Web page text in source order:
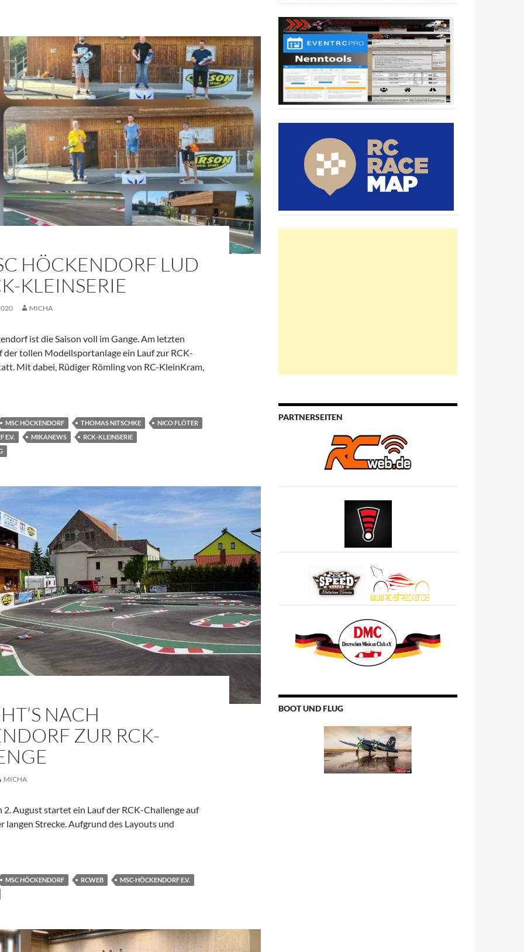
HÖCKENDORF LUD
KLEINSERIE
MICHA
ist die Saison voll im Gange. Am letzten
der tollen Modellsportanlage ein Lauf zur RCK-
Mit dabei, Rüdiger Römling von RC-KleinKram,
lud zur RCK-KleinSerie
MSC HÖCKENDORF THOMAS NITSCHKE
NICO FLÖTER
E.V.
MIKANEWS
RCK-KLEINSERIE
NACH
ZUR RCK-
MICHA
2. August startet ein Lauf der RCK-Challenge auf
langen Strecke. Aufgrund des Layouts und
zur RCK-Challenge
MSC HÖCKENDORF RCWEB
MSC-HÖCKENDORF E.V.
PARTNERSEITEN
BOOT UND FLUG